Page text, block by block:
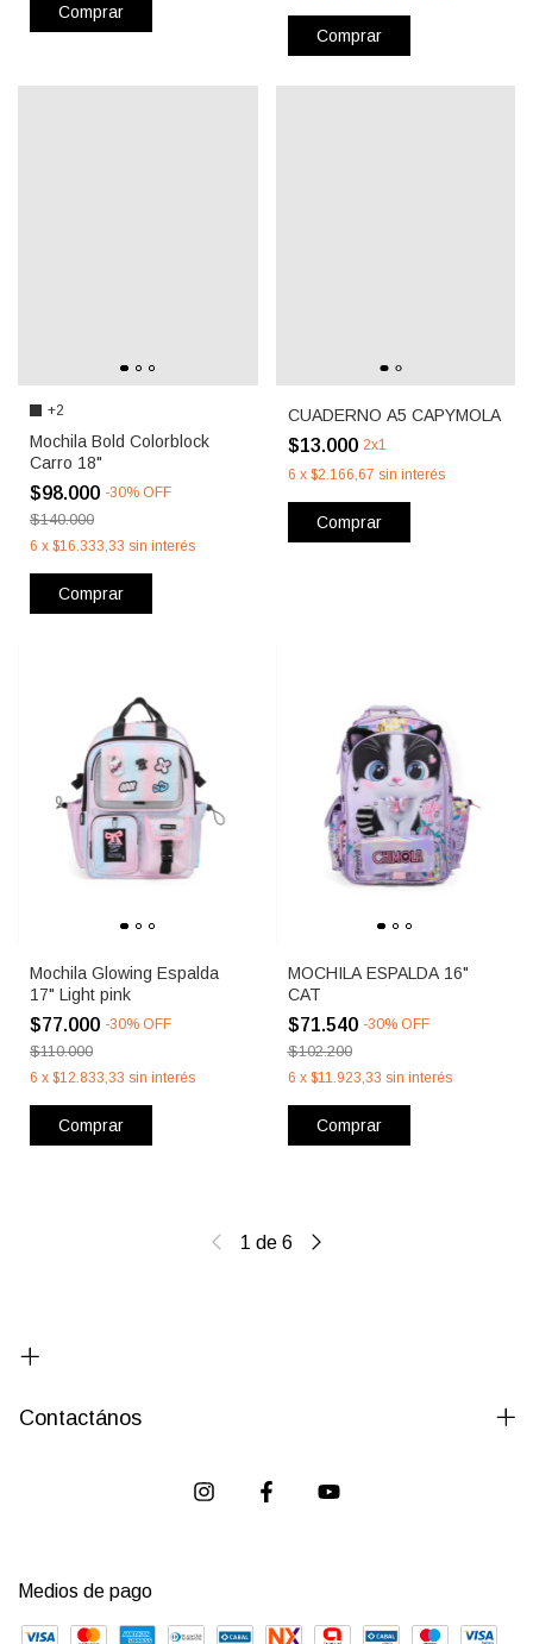
Comprar
Comprar
+2
Mochila Bold Colorblock
Carro 18"
$98.000 -30% OFF
$140.000
6 x $16.333,33 sin interés
Comprar
CUADERNO A5 CAPYMOLA
$13.000 2x1
6 x $2.166,67 sin interés
Comprar
Mochila Glowing Espalda
17" Light pink
$77.000 -30% OFF
$110.000
6 x $12.833,33 sin interés
Comprar
MOCHILA ESPALDA 16"
CAT
$71.540 -30% OFF
$102.200
6 x $11.923,33 sin interés
Comprar
1 de 6
Contactános
Medios de pago